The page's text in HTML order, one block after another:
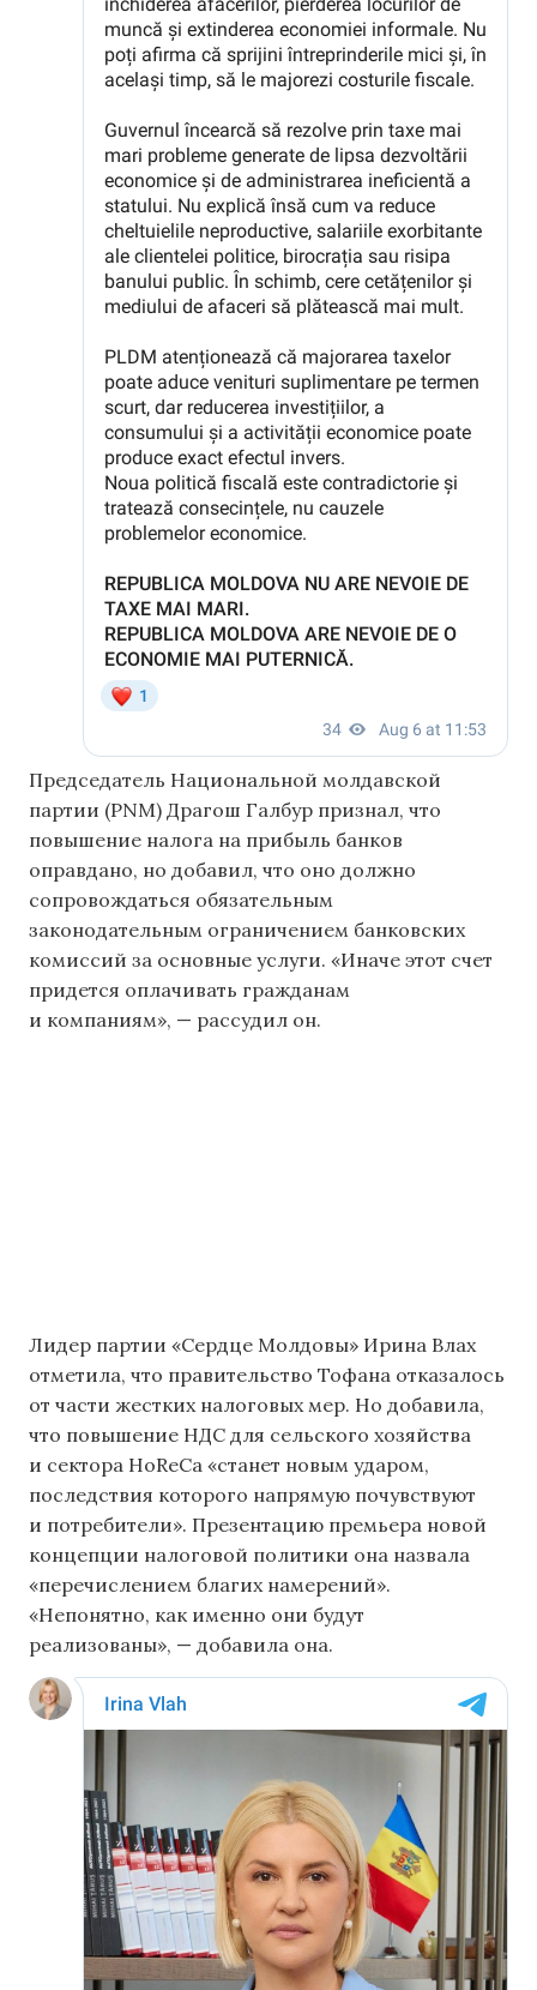
Председатель Национальной молдавской
партии (PNM) Драгош Галбур признал, что
повышение налога на прибыль банков
оправдано, но добавил, что оно должно
сопровождаться обязательным
законодательным ограничением банковских
комиссий за основные услуги. «Иначе этот счет
придется оплачивать гражданам
и компаниям», — рассудил он.
Лидер партии «Сердце Молдовы» Ирина Влах
отметила, что правительство Тофана отказалось
от части жестких налоговых мер. Но добавила,
что повышение НДС для сельского хозяйства
и сектора HoReCa «станет новым ударом,
последствия которого напрямую почувствуют
и потребители». Презентацию премьера новой
концепции налоговой политики она назвала
«перечислением благих намерений».
«Непонятно, как именно они будут
реализованы», — добавила она.